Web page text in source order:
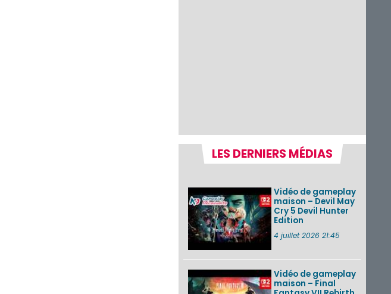
décembre ...
Nintendo Music :
des musiques de
morceaux du mode
Balade de ...
Les éditions
physiques de Tomb
Switch 2 en version
amé...
LES DERNIERS MÉDIAS
Vidéo de gameplay
maison – Devil May
Cry 5 Devil Hunter
Edition
4 juillet 2026 21:45
Vidéo de gameplay
maison – Final